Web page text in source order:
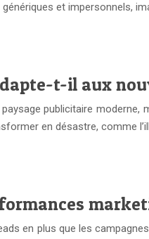
et impersonnels,
t-il aux
publicitaire
en désastre, comme
en plus que les